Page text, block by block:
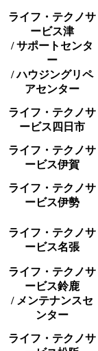
ライフ・テクノサ
ービス津
/ サポートセンタ
ー
/ ハウジングリペ
アセンター
ライフ・テクノサ
ービス四日市
ライフ・テクノサ
ービス伊賀
ライフ・テクノサ
ービス伊勢
ライフ・テクノサ
ービス名張
ライフ・テクノサ
ービス鈴鹿
/ メンテナンスセ
ンター
ライフ・テクノサ